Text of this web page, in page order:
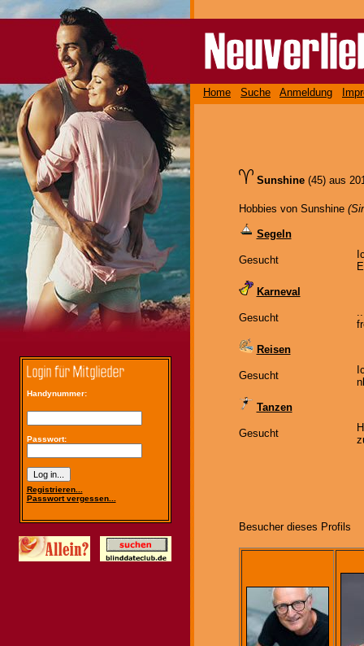
Handynummer:
Passwort:
Registrieren...
Passwort vergessen...
Home Suche Anmeldung
Sunshine (45) aus
Hobbies von Sunshine
Segeln
Gesucht
Karneval
Gesucht
Reisen
Gesucht
Tanzen
Gesucht
Besucher dieses Profils